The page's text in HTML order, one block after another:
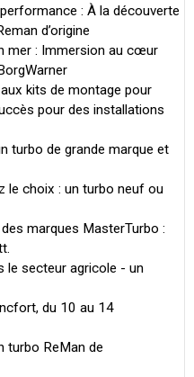
: À la découverte
d’origine
mer : Immersion au cœur
kits de montage pour
pour des installations
turbo de grande marque et
le choix : un turbo neuf ou
marques MasterTurbo :
le secteur agricole - un
du 10 au 14
turbo ReMan de